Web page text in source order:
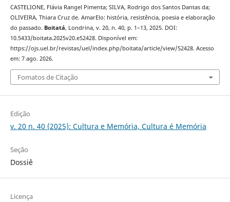
CASTELIONE, Flávia Rangel Pimenta; SILVA, Rodrigo dos Santos Dantas da;
OLIVEIRA, Thiara Cruz de. AmarElo: história, resistência, poesia e elaboração
do passado. Boitatá, Londrina, v. 20, n. 40, p. 1–13, 2025. DOI:
10.5433/boitata.2025v20.e52428. Disponível em:
https://ojs.uel.br/revistas/uel/index.php/boitata/article/view/52428. Acesso
em: 7 ago. 2026.
Fomatos de Citação
Edição
v. 20 n. 40 (2025): Cultura e Memória, Cultura é Memória
Seção
Dossiê
Licença